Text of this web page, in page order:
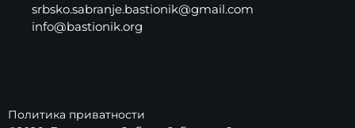
srbsko.sabranje.bastionik@gmail.com
info@bastionik.org
Политика приватности